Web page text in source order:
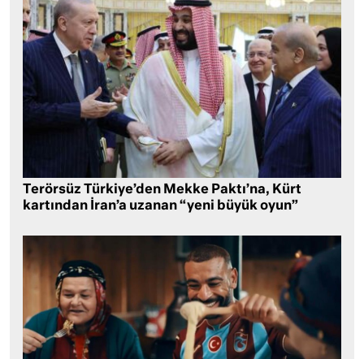
Terörsüz Türkiye’den Mekke Paktı’na, Kürt
kartından İran’a uzanan “yeni büyük oyun”